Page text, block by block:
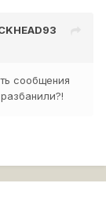
сообщения